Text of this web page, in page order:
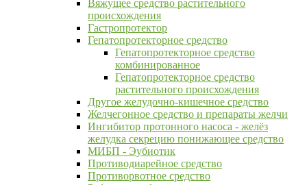
Вяжущее средство растительного
происхождения
Гастропротектор
Гепатопротекторное средство
Гепатопротекторное средство
комбинированное
Гепатопротекторное средство
растительного происхождения
Другое желудочно-кишечное средство
Желчегонное средство и препараты желчи
Ингибитор протонного насоса - желёз
желудка секрецию понижающее средство
МИБП - Эубиотик
Противодиарейное средство
Противорвотное средство